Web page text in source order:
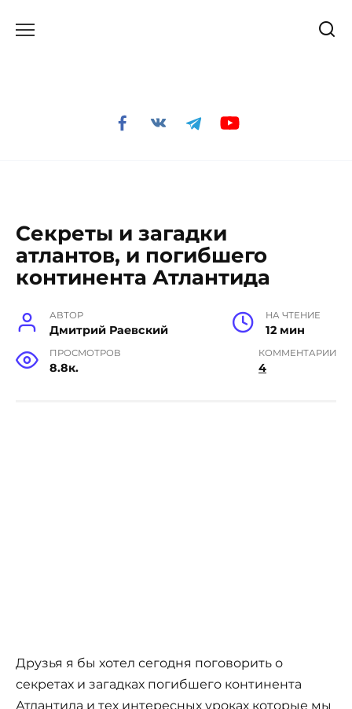
Секреты и загадки
атлантов, и погибшего
континента Атлантида
АВТОР
Дмитрий Раевский
НА ЧТЕНИЕ
12 мин
ПРОСМОТРОВ
8.8к.
КОММЕНТАРИИ
4
Друзья я бы хотел сегодня поговорить о
секретах и загадках погибшего континента
Атлантида и тех интересных уроках которые мы